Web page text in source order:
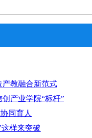
产教融合新范式
产业学院“标杆”
同育人
样来突破